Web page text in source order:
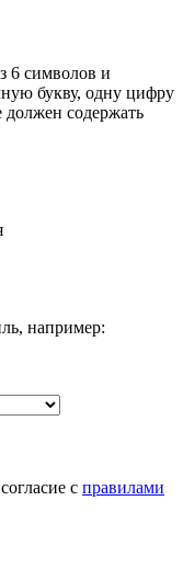
6 символов и
букву, одну цифру
содержать
например:
с правилами